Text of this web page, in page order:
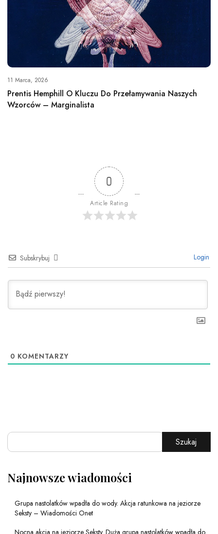
11 Marca, 2026
Prentis Hemphill O Kluczu Do Przełamywania Naszych
Wzorców – Marginalista
0
Article Rating
Subskrybuj Login
0 KOMENTARZY
Szukaj
Najnowsze wiadomości
Grupa nastolatków wpadła do wody. Akcja ratunkowa na jeziorze
Seksty – Wiadomości Onet